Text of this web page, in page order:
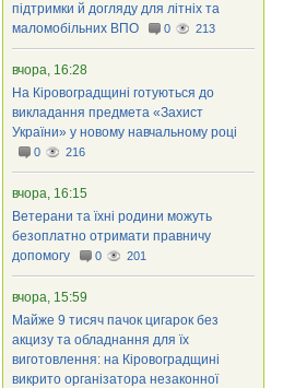
підтримки й догляду для літніх та
маломобільних ВПО
0 213
вчора, 16:28
На Кіровоградщині готуються до
викладання предмета «Захист
України» у новому навчальному році
0 216
вчора, 16:15
Ветерани та їхні родини можуть
безоплатно отримати правничу
допомогу
0 201
вчора, 15:59
Майже 9 тисяч пачок цигарок без
акцизу та обладнання для їх
виготовлення: на Кіровоградщині
викрито організатора незаконної